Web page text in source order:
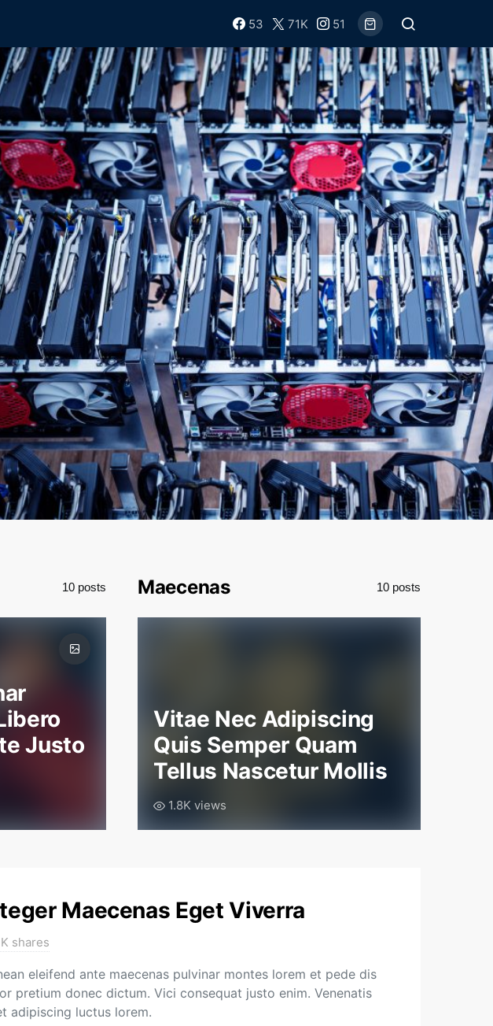
53 71K 51
10 posts
Justo
Maecenas 10 posts
Vitae Nec Adipiscing
Quis Semper Quam
Tellus Nascetur Mollis
1.8K views
Maecenas Eget Viverra
shares
eleifend ante maecenas pulvinar montes lorem et pede dis
pretium donec dictum. Vici consequat justo enim. Venenatis
adipiscing luctus lorem.